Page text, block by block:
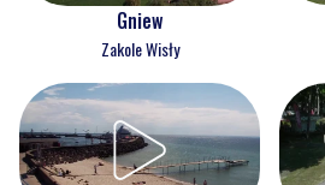
Gniew
Zakole Wisły